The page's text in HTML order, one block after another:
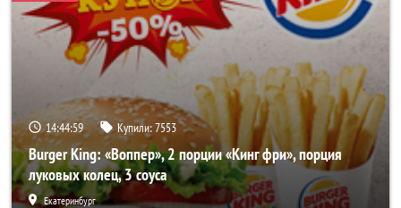
14:44:56 Купили:7553
Burger King: «Воппер», 2 порции «Кинг фри», порция
луковых колец, 3 соуса
Екатеринбург